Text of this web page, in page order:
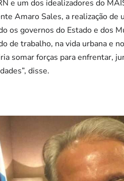
e um dos idealizadores do
Amaro Sales, a realização
os governos do Estado e dos
de trabalho, na vida urbana e
somar forças para enfrentar,
disse.